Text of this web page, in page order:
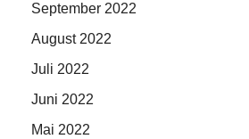
September 2022
August 2022
Juli 2022
Juni 2022
Mai 2022